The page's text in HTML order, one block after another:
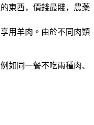
東西，價錢最賤，農藥
用羊肉。 由於不同肉類
如同一餐不吃兩種肉、